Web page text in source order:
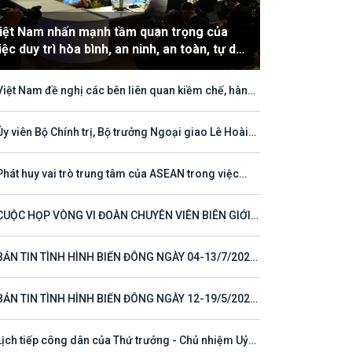
Nam nhấn mạnh tầm quan trọng của
duy trì hòa bình, an ninh, an toàn, tự do
hải và hàng không
Nam đề nghị các bên liên quan kiềm chế, hành
và quyền tài phán đối với vùng đặc quyền kinh tế
lục địa của quốc gia ven biển
viên Bộ Chính trị, Bộ trưởng Ngoại giao Lê Hoài
33
huy vai trò trung tâm của ASEAN trong việc
HỌP VÒNG VI ĐOÀN CHUYÊN VIÊN BIÊN GIỚI
TÁC VÀ PHÁT TRIỂN
TIN TÌNH HÌNH BIỂN ĐÔNG NGÀY 04-13/7/2026
TIN TÌNH HÌNH BIỂN ĐÔNG NGÀY 12-19/5/2026
tiếp công dân của Thứ trưởng - Chủ nhiệm Uỷ